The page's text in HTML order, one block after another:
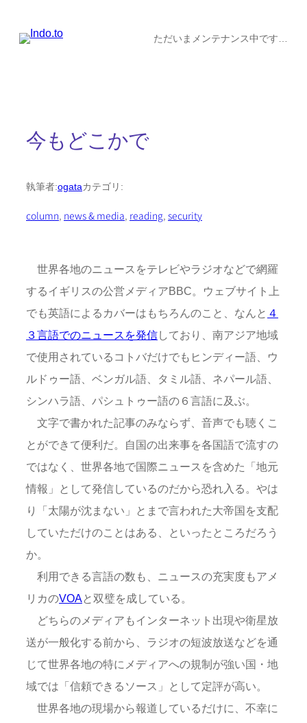
ただいまメンテナンス中です…
今もどこかで
執筆者:ogataカテゴリ:
column, news & media, reading, security
世界各地のニュースをテレビやラジオなどで網羅
するイギリスの公営メディアBBC。ウェブサイト上
でも英語によるカバーはもちろんのこと、なんと ４
３言語でのニュースを発信しており、南アジア地域
で使用されているコトバだけでもヒンディー語、ウ
ルドゥー語、ベンガル語、タミル語、ネパール語、
シンハラ語、パシュトゥー語の６言語に及ぶ。
文字で書かれた記事のみならず、音声でも聴くこ
とができて便利だ。自国の出来事を各国語で流すの
ではなく、世界各地で国際ニュースを含めた「地元
情報」として発信しているのだから恐れ入る。やは
り「太陽が沈まない」とまで言われた大帝国を支配
していただけのことはある、といったところだろう
か。
利用できる言語の数も、ニュースの充実度もアメ
リカのVOAと双璧を成している。
どちらのメディアもインターネット出現や衛星放
送が一般化する前から、ラジオの短波放送などを通
じて世界各地の特にメディアへの規制が強い国・地
域では「信頼できるソース」として定評が高い。
世界各地の現場から報道しているだけに、不幸に